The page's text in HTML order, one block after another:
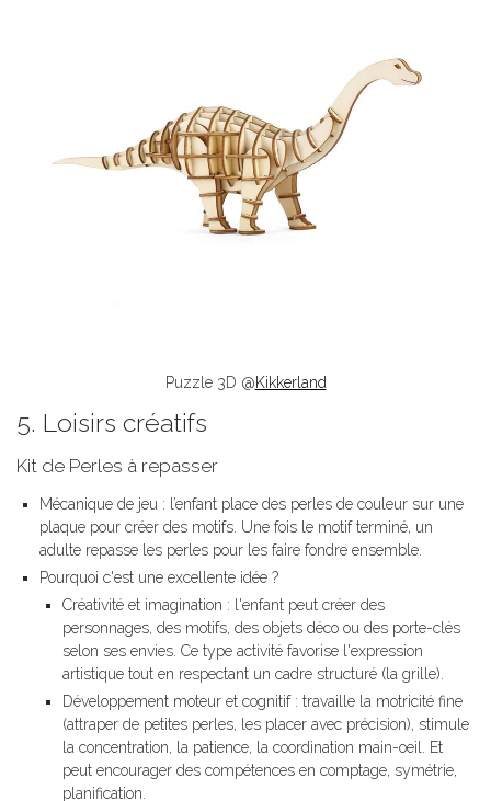
Puzzle 3D @Kikkerland
5. Loisirs créatifs
Kit de Perles à repasser
Mécanique de jeu : l’enfant place des perles de couleur sur une
plaque pour créer des motifs. Une fois le motif terminé, un
adulte repasse les perles pour les faire fondre ensemble.
Pourquoi c'est une excellente idée ?
Créativité et imagination : l'enfant peut créer des
personnages, des motifs, des objets déco ou des porte-clés
selon ses envies. Ce type activité favorise l'expression
artistique tout en respectant un cadre structuré (la grille).
Développement moteur et cognitif : travaille la motricité fine
(attraper de petites perles, les placer avec précision), stimule
la concentration, la patience, la coordination main-oeil. Et
peut encourager des compétences en comptage, symétrie,
planification.